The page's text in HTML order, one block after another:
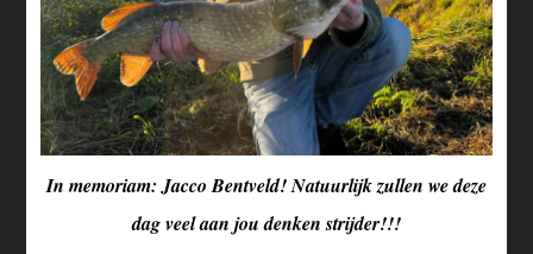
In memoriam: Jacco Bentveld! Natuurlijk zullen we deze
dag veel aan jou denken strijder!!!